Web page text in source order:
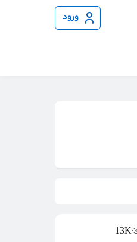
ورود
13K